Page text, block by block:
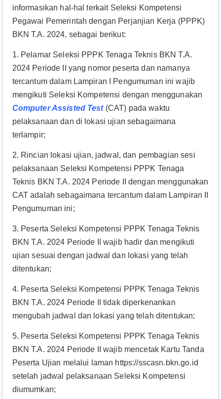
informasikan hal-hal terkait Seleksi Kompetensi
Pegawai Pemerintah dengan Perjanjian Kerja (PPPK)
BKN T.A. 2024, sebagai berikut:
1. Pelamar Seleksi PPPK Tenaga Teknis BKN T.A.
2024 Periode II yang nomor peserta dan namanya
tercantum dalam Lampiran I Pengumuman ini wajib
mengikuti Seleksi Kompetensi dengan menggunakan
Computer Assisted Test (CAT) pada waktu
pelaksanaan dan di lokasi ujian sebagaimana
terlampir;
2. Rincian lokasi ujian, jadwal, dan pembagian sesi
pelaksanaan Seleksi Kompetensi PPPK Tenaga
Teknis BKN T.A. 2024 Periode II dengan menggunakan
CAT adalah sebagaimana tercantum dalam Lampiran II
Pengumuman ini;
3. Peserta Seleksi Kompetensi PPPK Tenaga Teknis
BKN T.A. 2024 Periode II wajib hadir dan mengikuti
ujian sesuai dengan jadwal dan lokasi yang telah
ditentukan;
4. Peserta Seleksi Kompetensi PPPK Tenaga Teknis
BKN T.A. 2024 Periode II tidak diperkenankan
mengubah jadwal dan lokasi yang telah ditentukan;
5. Peserta Seleksi Kompetensi PPPK Tenaga Teknis
BKN T.A. 2024 Periode II wajib mencetak Kartu Tanda
Peserta Ujian melalui laman https://sscasn.bkn.go.id
setelah jadwal pelaksanaan Seleksi Kompetensi
diumumkan;